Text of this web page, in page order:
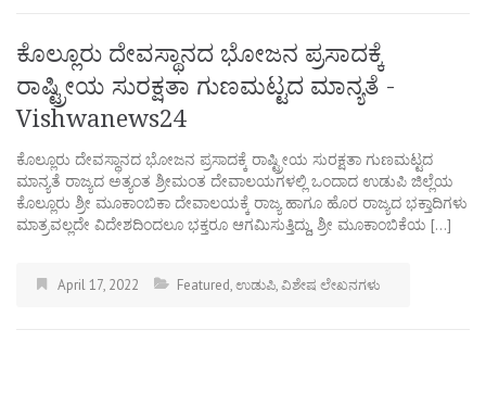
ಕೊಲ್ಲೂರು ದೇವಸ್ಥಾನದ ಭೋಜನ ಪ್ರಸಾದಕ್ಕೆ
ರಾಷ್ಟ್ರೀಯ ಸುರಕ್ಷತಾ ಗುಣಮಟ್ಟದ ಮಾನ್ಯತೆ -
Vishwanews24
ಕೊಲ್ಲೂರು ದೇವಸ್ಥಾನದ ಭೋಜನ ಪ್ರಸಾದಕ್ಕೆ ರಾಷ್ಟ್ರೀಯ ಸುರಕ್ಷತಾ ಗುಣಮಟ್ಟದ
ಮಾನ್ಯತೆ ರಾಜ್ಯದ ಅತ್ಯಂತ ಶ್ರೀಮಂತ ದೇವಾಲಯಗಳಲ್ಲಿ ಒಂದಾದ ಉಡುಪಿ ಜಿಲ್ಲೆಯ
ಕೊಲ್ಲೂರು ಶ್ರೀ ಮೂಕಾಂಬಿಕಾ ದೇವಾಲಯಕ್ಕೆ ರಾಜ್ಯ ಹಾಗೂ ಹೊರ ರಾಜ್ಯದ ಭಕ್ತಾದಿಗಳು
ಮಾತ್ರವಲ್ಲದೇ ವಿದೇಶದಿಂದಲೂ ಭಕ್ತರೂ ಆಗಮಿಸುತ್ತಿದ್ದು, ಶ್ರೀ ಮೂಕಾಂಬಿಕೆಯ […]
April 17, 2022 Featured,ಉಡುಪಿ,ವಿಶೇಷ ಲೇಖನಗಳು